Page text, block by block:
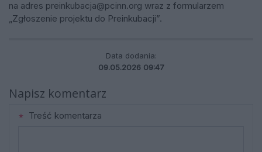
na adres preinkubacja@pcinn.org wraz z formularzem
„Zgłoszenie projektu do Preinkubacji”.
Data dodania:
09.05.2026 09:47
Napisz komentarz
Treść komentarza